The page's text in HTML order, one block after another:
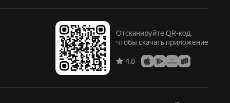
Отсканируйте QR-код,
чтобы скачать приложение
4.8